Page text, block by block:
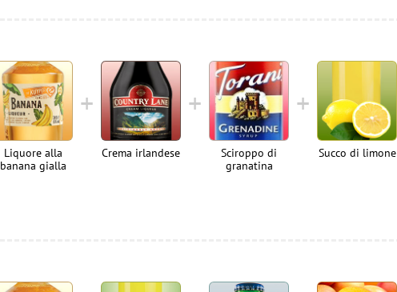
Liquore alla
banana gialla
Crema irlandese
Sciroppo di
granatina
Succo di limone